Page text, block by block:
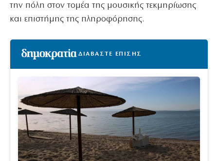
την πόλη στον τομέα της μουσικής τεκμηρίωσης
και επιστήμης της πληροφόρησης.
ΔΙΑΒΑΣΤΕ ΕΠΙΣΗΣ